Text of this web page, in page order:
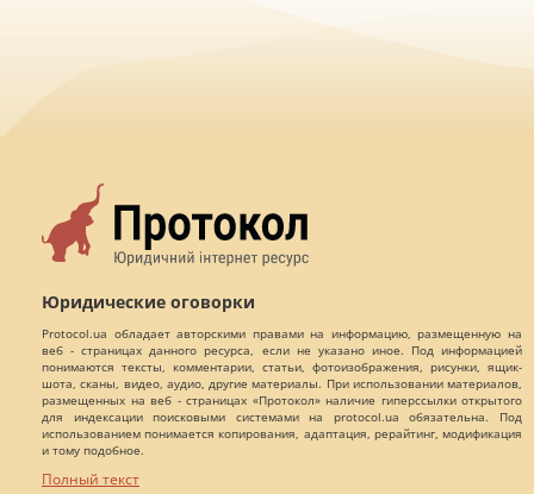
Юридические оговорки
Protocol.ua обладает авторскими правами на информацию, размещенную на
веб - страницах данного ресурса, если не указано иное. Под информацией
понимаются тексты, комментарии, статьи, фотоизображения, рисунки, ящик-
шота, сканы, видео, аудио, другие материалы. При использовании материалов,
размещенных на веб - страницах «Протокол» наличие гиперссылки открытого
для индексации поисковыми системами на protocol.ua обязательна. Под
использованием понимается копирования, адаптация, рерайтинг, модификация
и тому подобное.
Полный текст